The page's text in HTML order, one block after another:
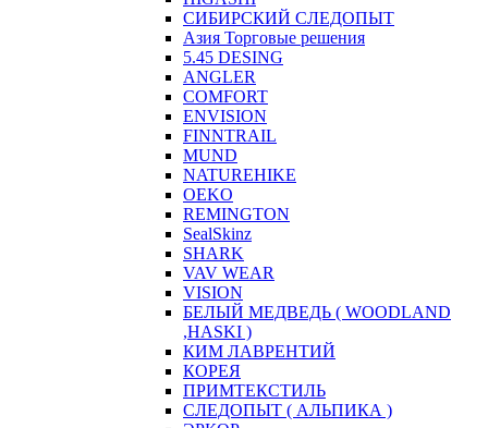
СИБИРСКИЙ СЛЕДОПЫТ
Азия Торговые решения
5.45 DESING
ANGLER
COMFORT
ENVISION
FINNTRAIL
MUND
NATUREHIKE
OEKO
REMINGTON
SealSkinz
SHARK
VAV WEAR
VISION
БЕЛЫЙ МЕДВЕДЬ ( WOODLAND
,HASKI )
КИМ ЛАВРЕНТИЙ
КОРЕЯ
ПРИМТЕКСТИЛЬ
СЛЕДОПЫТ ( АЛЬПИКА )